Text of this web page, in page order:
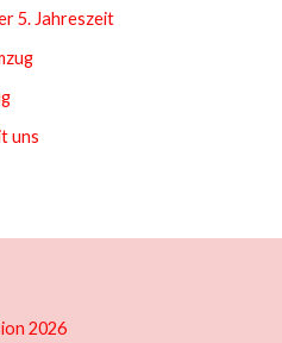
5. Jahreszeit
uns
2026